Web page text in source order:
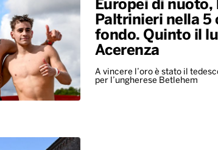
Europei di nuoto,
Paltrinieri nella 5
fondo. Quinto il
Acerenza
A vincere l’oro è stato il
per l’ungherese Betlehem